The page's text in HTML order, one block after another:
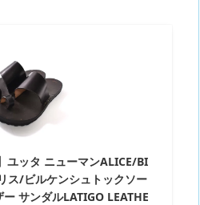
ユッタ ニューマンALICE/BI
ス/ビルケンシュトックソー
サンダルLATIGO LEATHE